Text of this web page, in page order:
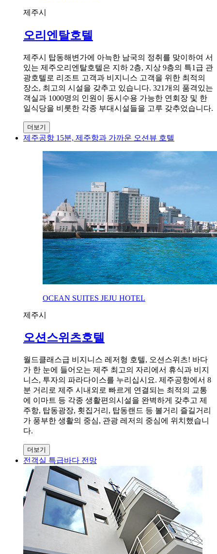
제주시
오리엔탈호텔
제주시 탑동해변가에 아늑한 남국의 정취를 맞이하여 서
있는 제주오리엔탈호텔은 지하 2층, 지상 9층의 특1급 관
광호텔로 리조트 고객과 비지니스 고객을 위한 최적의
장소, 최고의 시설을 갖추고 있습니다. 321개의 품격있는
객실과 1000명의 인원이 동시수용 가능한 연회장 및 한
일식당을 비롯한 각종 부대시설들을 고루 갖추었습니다.
더보기
제주공항 15분, 제주항과 가까운 오션뷰 호텔
OCEAN SUITES JEJU HOTEL
제주시
오션스위츠호텔
월드클래스급 비지니스 레저형 호텔, 오션스위츠! 바다
가 한 눈에 들어오는 제주 최고의 자리에서 휴식과 비지
니스, 투자의 파라다이스를 누리십시요. 제주공항에서 8
분 거리로 제주 시내외로 빠르게 연결되는 최적의 교통
에 이마트 등 각종 생활편의시설을 완벽하게 갖추고 제
주항, 탑동광장, 횟집거리, 탑동랜드 등 볼거리 즐길거리
가 풍부한 생활의 중심, 관광 레저의 중심에 위치했습니
다.
더보기
전객실 특급바다 전망